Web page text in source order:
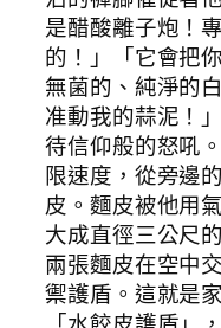
是醋酸離子炮！
的！」「它會把
無菌的、純淨的
准動我的蒜泥！
待信仰般的怒吼
限速度，從旁邊
皮。麵皮被他用
大成直徑三公尺
兩張麵皮在空中
禦護盾。這就是